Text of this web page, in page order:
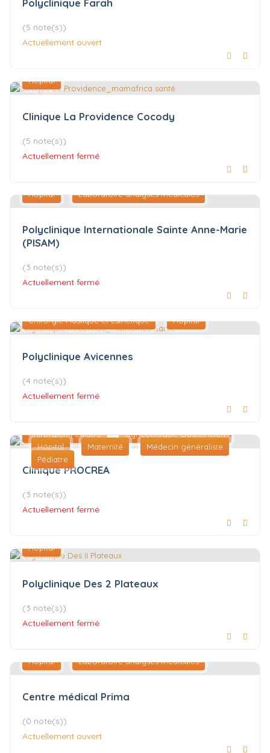
(5 note(s))
Actuellement ouvert
Hôpital
Clinique La Providence Cocody
(5 note(s))
Actuellement fermé
Hôpital Laboratoire analyses médicales
Polyclinique Internationale Sainte Anne-Marie
(PISAM)
(3 note(s))
Actuellement fermé
Chirurgie Plastique et Esthétique Hôpital
Polyclinique Avicennes
(4 note(s))
Actuellement fermé
Chirurgien Pédiatre
Gynécologue-Obstétricien
Hôpital
Maternité
Médecin généraliste
Pédiatre
Clinique PROCREA
(3 note(s))
Actuellement fermé
Hôpital
Polyclinique Des 2 Plateaux
(3 note(s))
Actuellement fermé
Hôpital Laboratoire analyses médicales
Centre médical Prima
(0 note(s))
Actuellement ouvert